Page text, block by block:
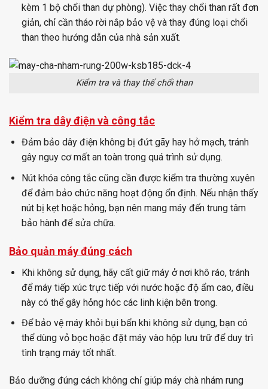
kèm 1 bộ chổi than dự phòng). Việc thay chổi than rất đơn
giản, chỉ cần tháo rời nắp bảo vệ và thay đúng loại chổi
than theo hướng dẫn của nhà sản xuất.
Kiểm tra và thay thế chổi than
Kiểm tra dây điện và công tắc
Đảm bảo dây điện không bị đứt gãy hay hở mạch, tránh
gây nguy cơ mất an toàn trong quá trình sử dụng.
Nút khóa công tắc cũng cần được kiểm tra thường xuyên
để đảm bảo chức năng hoạt động ổn định. Nếu nhận thấy
nút bị kẹt hoặc hỏng, bạn nên mang máy đến trung tâm
bảo hành để sửa chữa.
Bảo quản máy đúng cách
Khi không sử dụng, hãy cất giữ máy ở nơi khô ráo, tránh
để máy tiếp xúc trực tiếp với nước hoặc độ ẩm cao, điều
này có thể gây hỏng hóc các linh kiện bên trong.
Để bảo vệ máy khỏi bụi bẩn khi không sử dụng, bạn có
thể dùng vỏ bọc hoặc đặt máy vào hộp lưu trữ để duy trì
tình trạng máy tốt nhất.
Bảo dưỡng đúng cách không chỉ giúp máy chà nhám rung